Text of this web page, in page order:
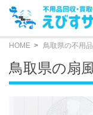
HOME 鳥取県の不用
鳥取県の扇